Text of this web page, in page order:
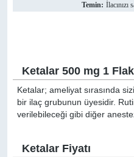
Temin: İlacınızı
Ketalar 500 mg 1
Ketalar; ameliyat sırasında
bir ilaç grubunun üyesidir.
verilebileceği gibi diğer
Ketalar Fiyatı